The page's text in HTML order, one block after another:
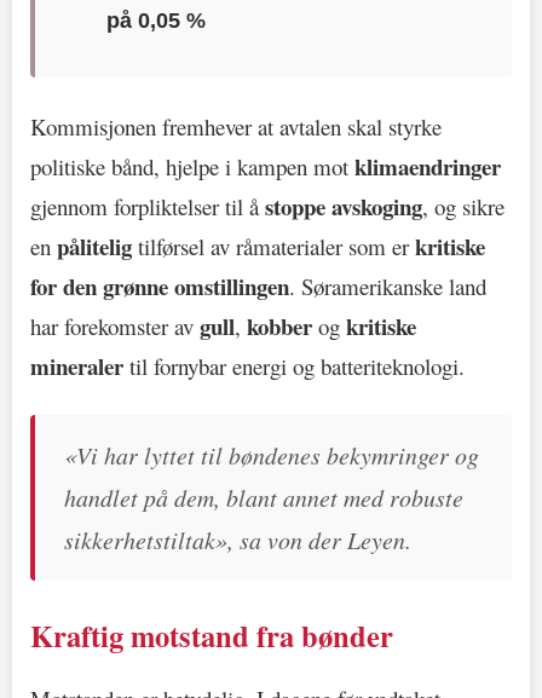
på 0,05 %
Kommisjonen fremhever at avtalen skal styrke
politiske bånd, hjelpe i kampen mot klimaendringer
gjennom forpliktelser til åstoppe avskoging, og sikre
en pålitelig tilførsel av råmaterialer som erkritiske
for den grønne omstillingen. Søramerikanske land
har forekomster av gull, kobber og kritiske
mineraler til fornybar energi og batteriteknologi.
«Vi har lyttet til bøndenes bekymringer og
handlet på dem, blant annet med robuste
sikkerhetstiltak», sa von der Leyen.
Kraftig motstand fra bønder